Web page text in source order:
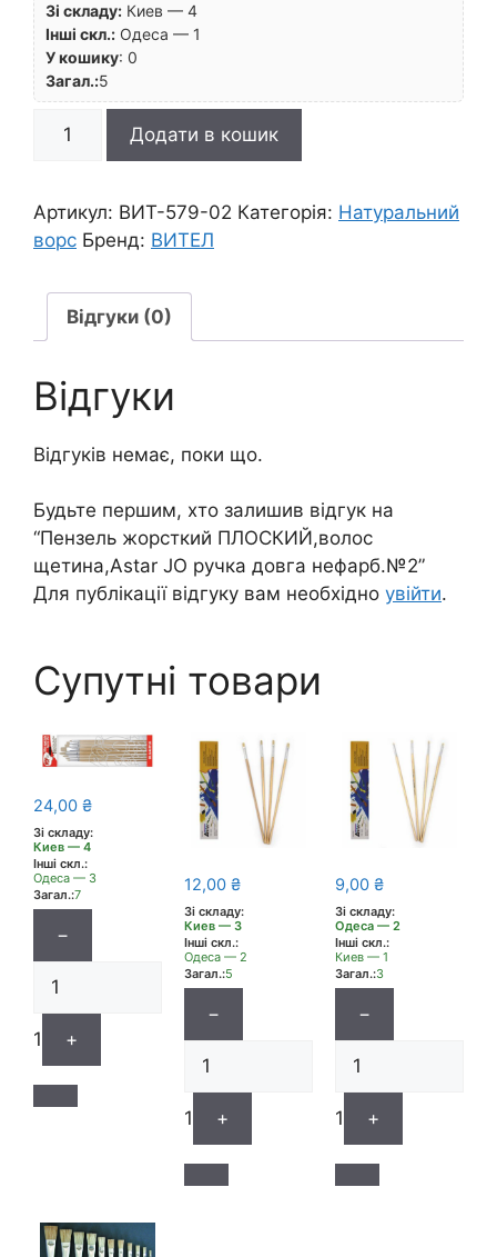
Зі складу: Киев — 4
Інші скл.: Одеса — 1
У кошику: 0
Загал.:5
Пензель
щетина,Astar
JO
довга
нефарб.
№2
Додати в кошик
Артикул: ВИТ-579-02 Категорія: Натуральний
ворс Бренд: ВИТЕЛ
Відгуки (0)
Відгуки
Відгуків немає, поки що.
Будьте першим, хто залишив відгук на
“Пензель жорсткий ПЛОСКИЙ,волос
щетина,Astar JO ручка довга нефарб.№2”
Для публікації відгуку вам необхідно увійти.
Супутні товари
24,00 ₴
Зі складу:
Киев — 4
Інші скл.:
Одеса — 3
Загал.:7
−
1 +
12,00 ₴
Зі складу:
Киев — 3
Інші скл.:
Одеса — 2
Загал.:5
−
1 +
9,00 ₴
Зі складу:
Одеса — 2
Інші скл.:
Киев — 1
Загал.:3
−
1 +